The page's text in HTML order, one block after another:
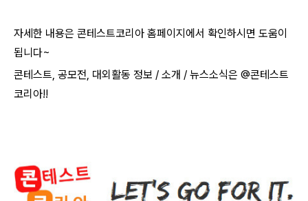
자세한 내용은 콘테스트코리아 홈페이지에서 확인하시면 도움이
됩니다~​
콘테스트, 공모전, 대외활동 정보 / 소개 / 뉴스소식은 @콘테스트
코리아!!